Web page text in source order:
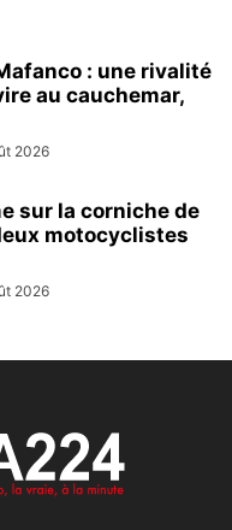
: une rivalité
au cauchemar,
2026
sur la corniche de
motocyclistes
2026